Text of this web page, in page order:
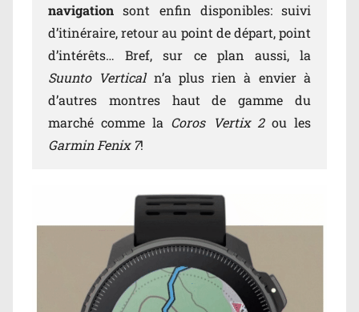
navigation sont enfin disponibles: suivi
d’itinéraire, retour au point de départ, point
d’intérêts… Bref, sur ce plan aussi, la
Suunto Verticaln’a plus rien à envier à
d’autres montres haut de gamme du
marché comme la Coros Vertix 2ou les
Garmin Fenix 7!